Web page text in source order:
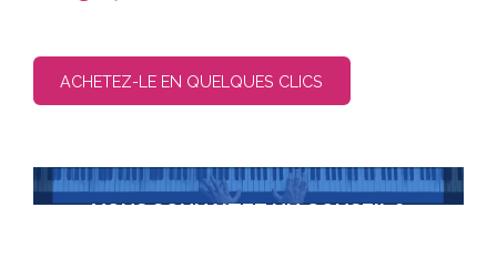
ACHETEZ-LE EN QUELQUES CLICS
VOUS SOUHAITEZ UN CONSEIL ?